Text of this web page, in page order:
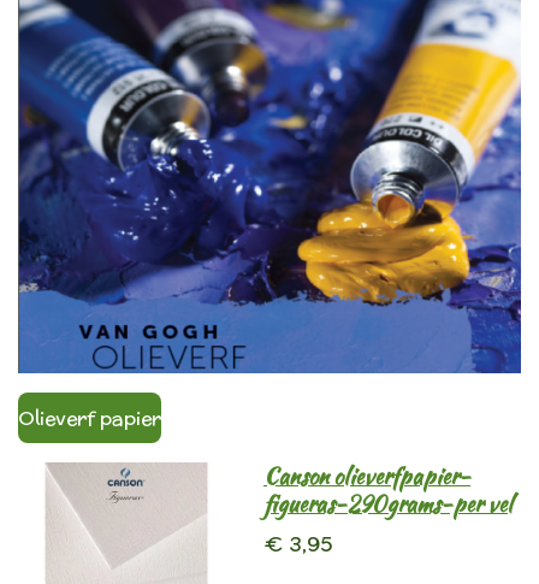
Olieverf papier
Canson olieverfpapier-
figueras-290grams-per vel
€ 3,95